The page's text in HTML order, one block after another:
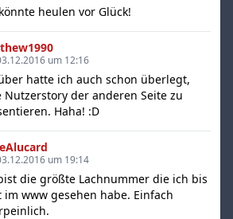
heulen vor Glück!
um 12:16
hatte ich auch schon überlegt,
Nutzerstory der anderen Seite zu
Haha! :D
um 19:14
die größte Lachnummer die ich bis
im www gesehen habe. Einfach